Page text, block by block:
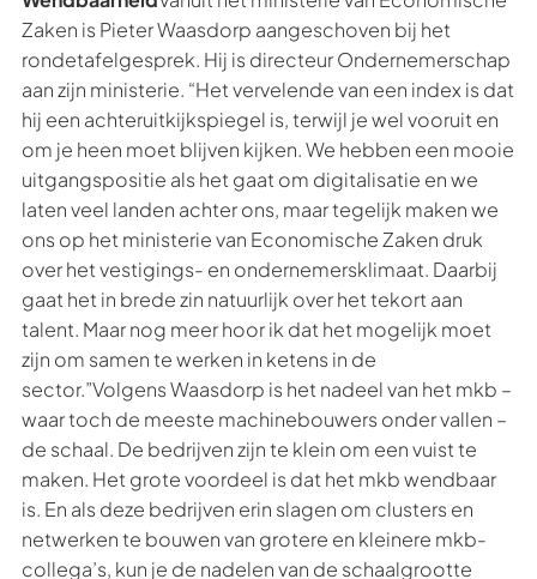
Zaken is Pieter Waasdorp aangeschoven bij het
rondetafelgesprek. Hij is directeur Ondernemerschap
aan zijn ministerie. “Het vervelende van een index is dat
hij een achteruitkijkspiegel is, terwijl je wel vooruit en
om je heen moet blijven kijken. We hebben een mooie
uitgangspositie als het gaat om digitalisatie en we
laten veel landen achter ons, maar tegelijk maken we
ons op het ministerie van Economische Zaken druk
over het vestigings- en ondernemersklimaat. Daarbij
gaat het in brede zin natuurlijk over het tekort aan
talent. Maar nog meer hoor ik dat het mogelijk moet
zijn om samen te werken in ketens in de
sector.”Volgens Waasdorp is het nadeel van het mkb –
waar toch de meeste machinebouwers onder vallen –
de schaal. De bedrijven zijn te klein om een vuist te
maken. Het grote voordeel is dat het mkb wendbaar
is. En als deze bedrijven erin slagen om clusters en
netwerken te bouwen van grotere en kleinere mkb-
collega’s, kun je de nadelen van de schaalgrootte